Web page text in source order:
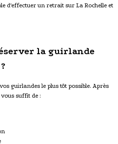
d'effectuer un retrait sur La Rochelle et
la guirlande
guirlandes le plus tôt possible. Après
suffit de :